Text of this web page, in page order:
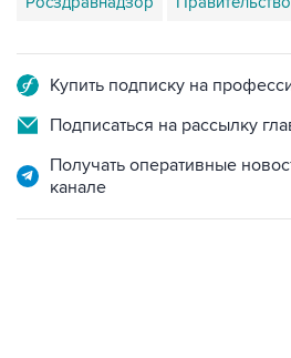
Купить подписку на
Подписаться на рассылку
Получать оперативные
канале